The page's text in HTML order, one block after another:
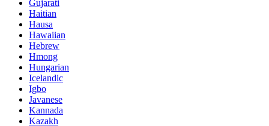
Gujarati
Haitian
Hausa
Hawaiian
Hebrew
Hmong
Hungarian
Icelandic
Igbo
Javanese
Kannada
Kazakh